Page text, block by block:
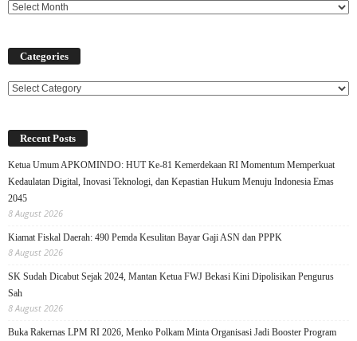
Categories
Categories
Recent Posts
Ketua Umum APKOMINDO: HUT Ke-81 Kemerdekaan RI Momentum Memperkuat
Kedaulatan Digital, Inovasi Teknologi, dan Kepastian Hukum Menuju Indonesia Emas
2045
8 August 2026
Kiamat Fiskal Daerah: 490 Pemda Kesulitan Bayar Gaji ASN dan PPPK
8 August 2026
SK Sudah Dicabut Sejak 2024, Mantan Ketua FWJ Bekasi Kini Dipolisikan Pengurus
Sah
8 August 2026
Buka Rakernas LPM RI 2026, Menko Polkam Minta Organisasi Jadi Booster Program